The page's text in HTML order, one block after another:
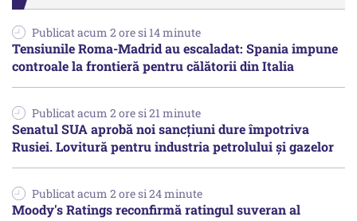
Publicat acum 2 ore si 14 minute
Tensiunile Roma-Madrid au escaladat: Spania impune
controale la frontieră pentru călătorii din Italia
Publicat acum 2 ore si 21 minute
Senatul SUA aprobă noi sancțiuni dure împotriva
Rusiei. Lovitură pentru industria petrolului și gazelor
Publicat acum 2 ore si 24 minute
Moody's Ratings reconfirmă ratingul suveran al